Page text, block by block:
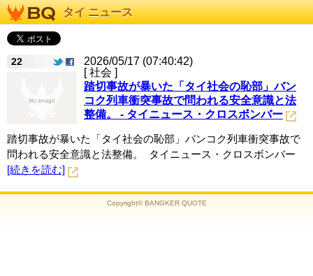
タイ ニュース
22
2026/05/17 (07:40:42)
[ 社会 ]
踏切事故が暴いた「タイ社会の恥部」バン
コク列車衝突事故で問われる安全意識と法
整備。 - タイニュース・クロスボンバー
踏切事故が暴いた「タイ社会の恥部」バンコク列車衝突事故で
問われる安全意識と法整備。 タイニュース・クロスボンバー
[続きを読む]
Copyright© BANGKER QUOTE